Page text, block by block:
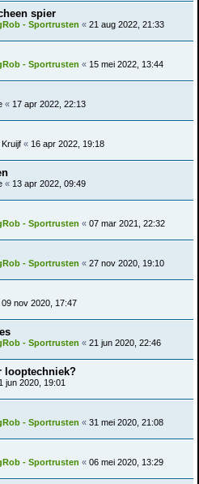
spier
- Sportrusten « 21 aug 2022, 21:33
- Sportrusten « 15 mei 2022, 13:44
« 17 apr 2022, 22:13
« 16 apr 2022, 19:18
« 13 apr 2022, 09:49
- Sportrusten « 07 mar 2021, 22:32
- Sportrusten « 27 nov 2020, 19:10
09 nov 2020, 17:47
- Sportrusten « 21 jun 2020, 22:46
looptechniek?
jun 2020, 19:01
- Sportrusten « 31 mei 2020, 21:08
- Sportrusten « 06 mei 2020, 13:29